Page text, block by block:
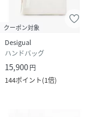
クーポン対象
Desigual
ハンドバッグ
15,900円
144ポイント(1倍)